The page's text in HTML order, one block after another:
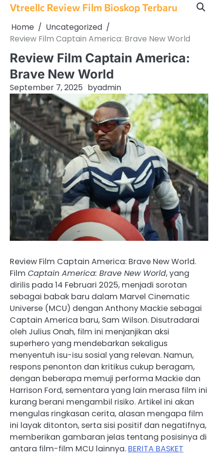
Skip
content
Vtreellc Review Film Bioskop Terbaru
Home
Uncategorized
Review Film Captain America: Brave New World
Review Film Captain America:
Brave New World
September 7, 2025 byadmin
Review Film Captain America: Brave New World.
Film Captain America: Brave New World, yang
dirilis pada 14 Februari 2025, menjadi sorotan
sebagai babak baru dalam Marvel Cinematic
Universe (MCU) dengan Anthony Mackie sebagai
Captain America baru, Sam Wilson. Disutradarai
oleh Julius Onah, film ini menjanjikan aksi
superhero yang mendebarkan sekaligus
menyentuh isu-isu sosial yang relevan. Namun,
respons penonton dan kritikus cukup beragam,
dengan beberapa memuji performa Mackie dan
Harrison Ford, sementara yang lain merasa film ini
kurang berani mengambil risiko. Artikel ini akan
mengulas ringkasan cerita, alasan mengapa film
ini layak ditonton, serta sisi positif dan negatifnya,
memberikan gambaran jelas tentang posisinya di
antara film-film MCU lainnya. BERITA BASKET